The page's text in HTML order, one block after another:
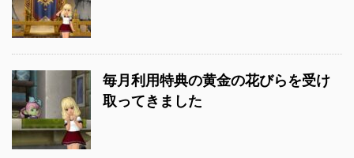
毎月利用特典の黄金の花びらを受け
取ってきました